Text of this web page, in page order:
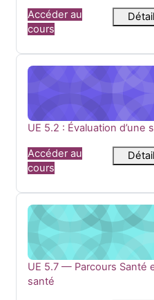
Accéder au
cours
UE 5.2 : Évaluation d’une
Nom du cours
UE 5.2 : Évaluation d’une
Accéder au
cours
UE 5.7 — Parcours Santé
Nom du cours
UE 5.7 — Parcours Santé
santé